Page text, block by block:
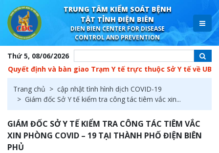
TRUNG TÂM KIỂM SOÁT BỆNH
TẬT TỈNH ĐIỆN BIÊN
DIEN BIEN CENTER FOR DISEASE
CONTROL AND PREVENTION
Thứ 5, 08/06/2026
định và bàn giao Trạm Y tế trực thuộc Sở Y tế về UBND cấp
Trang chủ
cập nhật tình hình dịch COVID-19
Giám đốc Sở Y tế kiểm tra công tác tiêm vắc xin...
GIÁM ĐỐC SỞ Y TẾ KIỂM TRA CÔNG TÁC TIÊM VẮC
XIN PHÒNG COVID – 19 TẠI THÀNH PHỐ ĐIỆN BIÊN
PHỦ